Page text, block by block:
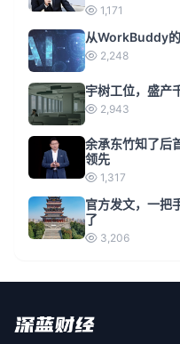
1,171
从WorkBuddy
2,248
宇树工位，盛产
2,943
余承东竹知了后
领先
1,317
官方发文，一把
了
3,206